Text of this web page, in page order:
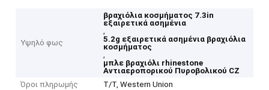
Υψηλό φως
βραχιόλια κοσμήματος 7.3in
εξαιρετικά ασημένια
,
5.2g εξαιρετικά ασημένια βραχιόλια
κοσμήματος
,
μπλε βραχιόλι rhinestone
Αντιαεροπορικού Πυροβολικού CZ
Όροι πληρωμής
T/T, Western Union